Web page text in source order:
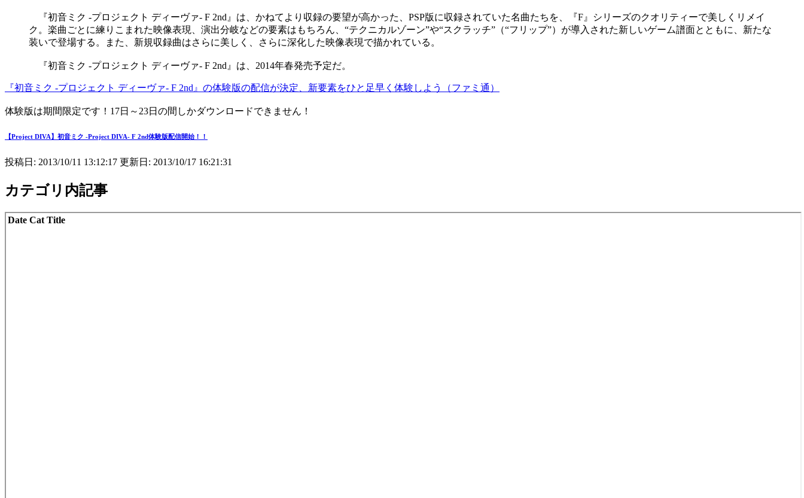
『初音ミク -プロジェクト ディーヴァ- F 2nd』は、かねてより収録の要望が高かった、PSP版に収録されていた名曲たちを、『F』シリーズのクオリティーで美しくリメイ
ク。楽曲ごとに練りこまれた映像表現、演出分岐などの要素はもちろん、“テクニカルゾーン”や“スクラッチ”（“フリップ”）が導入された新しいゲーム譜面とともに、新たな
装いで登場する。また、新規収録曲はさらに美しく、さらに深化した映像表現で描かれている。
『初音ミク -プロジェクト ディーヴァ- F 2nd』は、2014年春発売予定だ。
『初音ミク -プロジェクト ディーヴァ- F 2nd』の体験版の配信が決定、新要素をひと足早く体験しよう（ファミ通）
体験版は期間限定です！17日～23日の間しかダウンロードできません！
【Project DIVA】初音ミク -Project DIVA- F 2nd体験版配信開始！！
投稿日: 2013/10/11 13:12:17 更新日: 2013/10/17 16:21:31
カテゴリ内記事